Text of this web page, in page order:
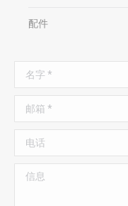
配件
名字 *
邮箱 *
电话
信息